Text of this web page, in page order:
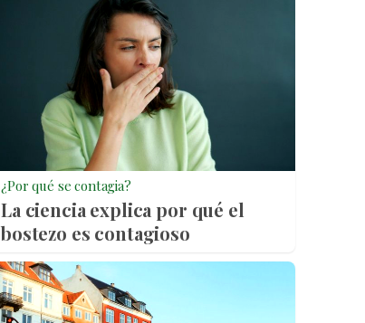
¿Por qué se contagia?
La ciencia explica por qué el
bostezo es contagioso